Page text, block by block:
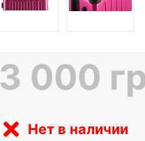
3 000
Нет в наличии